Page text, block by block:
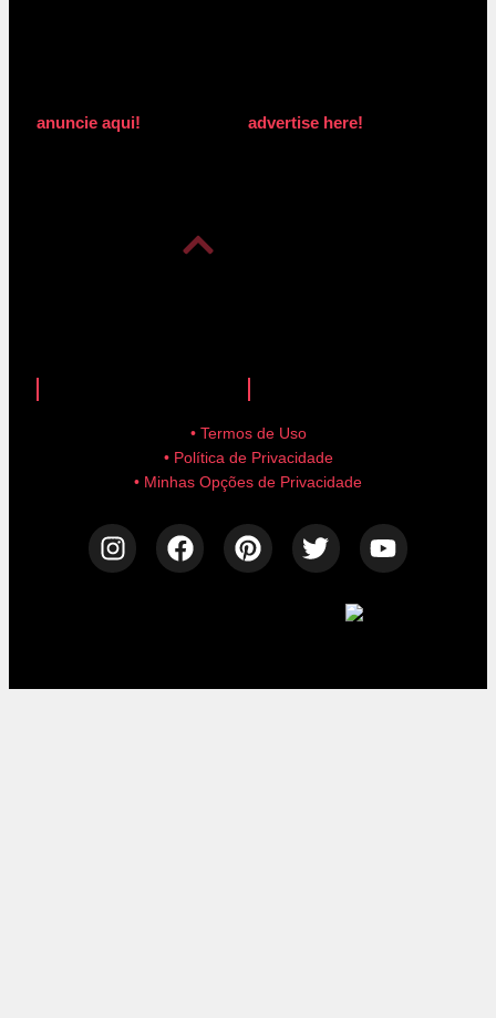
anuncie aqui! advertise here!
• Termos de Uso
• Política de Privacidade
• Minhas Opções de Privacidade